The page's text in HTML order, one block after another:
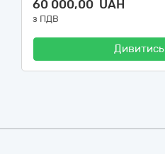
60 000,00 UAH
з ПДВ
Дивитись